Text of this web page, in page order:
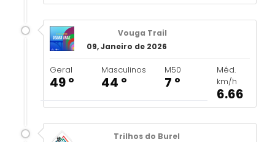
Vouga Trail
09, Janeiro de 2026
Geral
49 º
Masculinos
44 º
M50
7 º
Méd.
km/h
6.66
Trilhos do Burel